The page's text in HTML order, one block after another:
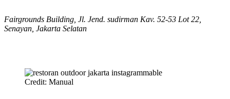
Fairgrounds Building, Jl. Jend. sudirman Kav. 52-53 Lot 22,
Senayan, Jakarta Selatan
Credit: Manual